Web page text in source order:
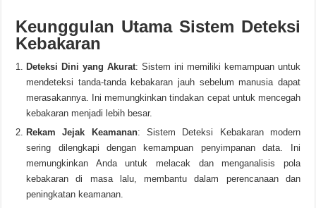
Keunggulan Utama Sistem Deteksi
Kebakaran
Deteksi Dini yang Akurat: Sistem ini memiliki kemampuan untuk
mendeteksi tanda-tanda kebakaran jauh sebelum manusia dapat
merasakannya. Ini memungkinkan tindakan cepat untuk mencegah
kebakaran menjadi lebih besar.
Rekam Jejak Keamanan: Sistem Deteksi Kebakaran modern
sering dilengkapi dengan kemampuan penyimpanan data. Ini
memungkinkan Anda untuk melacak dan menganalisis pola
kebakaran di masa lalu, membantu dalam perencanaan dan
peningkatan keamanan.